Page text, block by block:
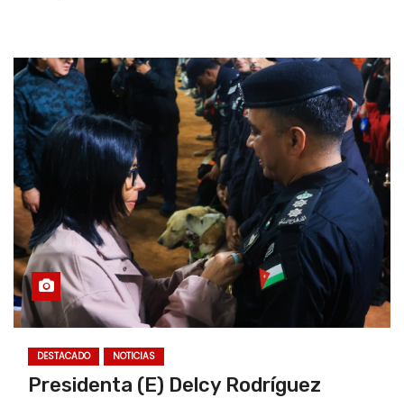
DESTACADO NOTICIAS
Presidenta (E) Delcy Rodríguez